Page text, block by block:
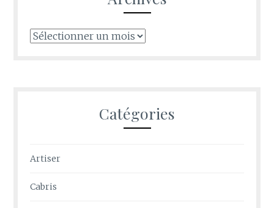
Archives
Catégories
Artiser
Cabris